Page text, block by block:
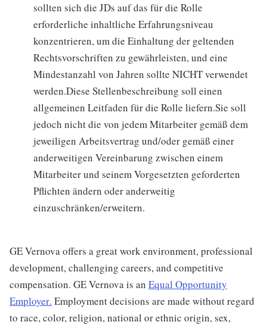
sollten sich die JDs auf das für die Rolle
erforderliche inhaltliche Erfahrungsniveau
konzentrieren, um die Einhaltung der geltenden
Rechtsvorschriften zu gewährleisten, und eine
Mindestanzahl von Jahren sollte NICHT verwendet
werden.Diese Stellenbeschreibung soll einen
allgemeinen Leitfaden für die Rolle liefern.Sie soll
jedoch nicht die von jedem Mitarbeiter gemäß dem
jeweiligen Arbeitsvertrag und/oder gemäß einer
anderweitigen Vereinbarung zwischen einem
Mitarbeiter und seinem Vorgesetzten geforderten
Pflichten ändern oder anderweitig
einzuschränken/erweitern.
GE Vernova offers a great work environment, professional
development, challenging careers, and competitive
compensation. GE Vernova is an Equal Opportunity
Employer. Employment decisions are made without regard
to race, color, religion, national or ethnic origin, sex,